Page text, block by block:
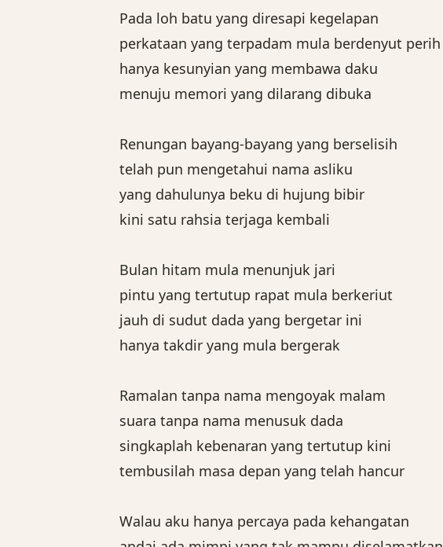
Pada loh batu yang diresapi kegelapan
perkataan yang terpadam mula berdenyut perih
hanya kesunyian yang membawa daku
menuju memori yang dilarang dibuka
Renungan bayang-bayang yang berselisih
telah pun mengetahui nama asliku
yang dahulunya beku di hujung bibir
kini satu rahsia terjaga kembali
Bulan hitam mula menunjuk jari
pintu yang tertutup rapat mula berkeriut
jauh di sudut dada yang bergetar ini
hanya takdir yang mula bergerak
Ramalan tanpa nama mengoyak malam
suara tanpa nama menusuk dada
singkaplah kebenaran yang tertutup kini
tembusilah masa depan yang telah hancur
Walau aku hanya percaya pada kehangatan